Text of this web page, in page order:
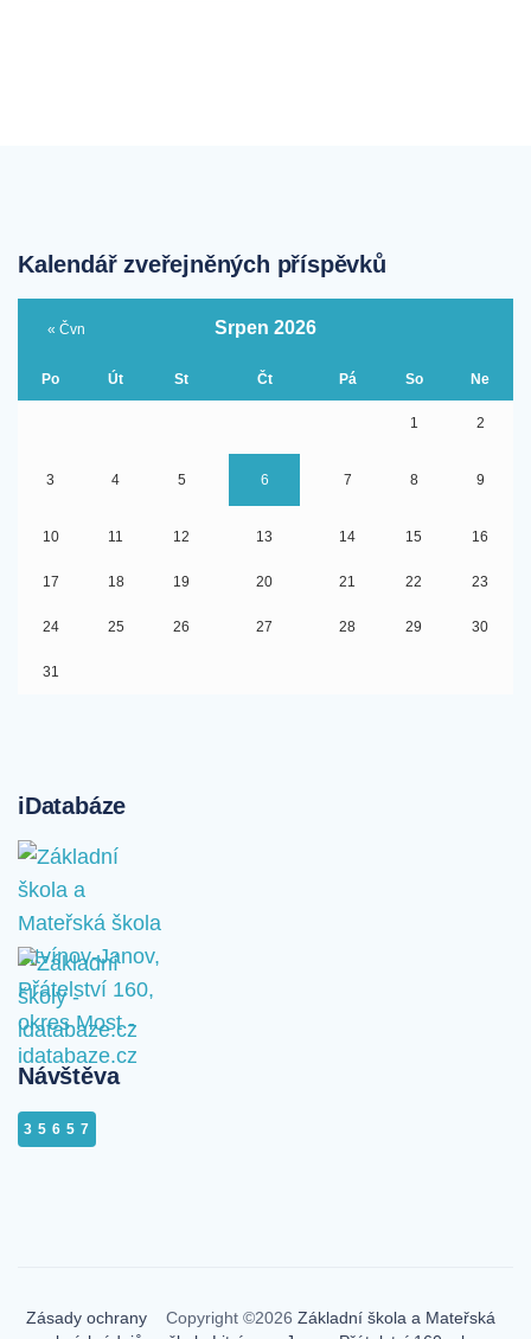
Kalendář zveřejněných příspěvků
Srpen 2026
Po Út St Čt Pá So Ne
1 2
3 4 5 6 7 8 9
10 11 12 13 14 15 16
17 18 19 20 21 22 23
24 25 26 27 28 29 30
31
« Čvn
iDatabáze
Návštěva
35657
Copyright ©2026Základní škola a Mateřská
Zásady ochrany